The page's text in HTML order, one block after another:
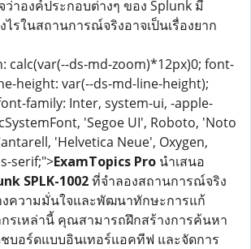
ว่าองค์ประกอบต่างๆ ของ Splunk มี
รในสถานการณ์จริงอาจเป็นเรื่องยาก
calc(var(--ds-md-zoom)*12px)0; font-
height: var(--ds-md-line-height);
family: Inter, system-ui, -apple-
'Segoe UI', Roboto, 'Noto
'Helvetica Neue', Oxygen,
serif;">ExamTopics Pro นำเสนอ
SPLK-1002ที่จำลองสถานการณ์จริง
ความมั่นใจและพัฒนาทักษะการแก้
รเหล่านี้ คุณสามารถฝึกสร้างการค้นหา
บอร์ดแบบอินเทอร์แอคทีฟ และจัดการ